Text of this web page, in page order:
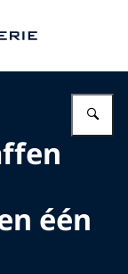
één